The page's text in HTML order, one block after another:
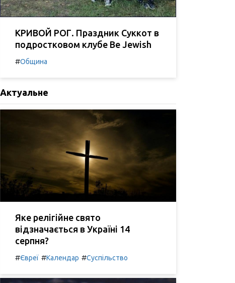
КРИВОЙ РОГ. Праздник Суккот в
подростковом клубе Be Jewish
#Община
Актуальне
Яке релігійне свято
відзначається в Україні 14
серпня?
#Євреї #Календар #Суспільство